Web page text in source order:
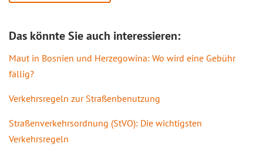
Das könnte Sie auch interessieren:
Maut in Bosnien und Herzegowina: Wo wird eine Gebühr
fällig?
Verkehrsregeln zur Straßenbenutzung
Straßenverkehrsordnung (StVO): Die wichtigsten
Verkehrsregeln